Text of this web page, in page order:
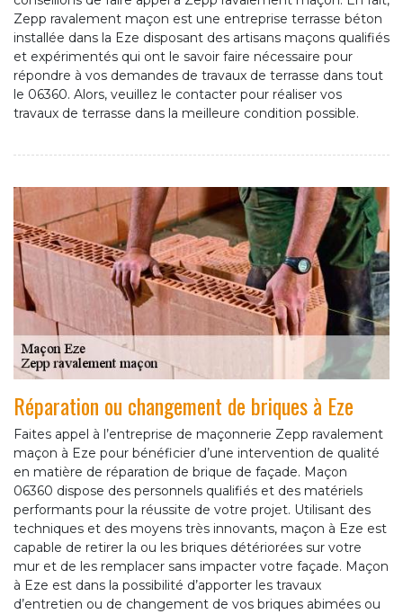
Zepp ravalement maçon est une entreprise terrasse béton
installée dans la Eze disposant des artisans maçons qualifiés
et expérimentés qui ont le savoir faire nécessaire pour
répondre à vos demandes de travaux de terrasse dans tout
le 06360. Alors, veuillez le contacter pour réaliser vos
travaux de terrasse dans la meilleure condition possible.
Réparation ou changement de briques à Eze
Faites appel à l’entreprise de maçonnerie Zepp ravalement
maçon à Eze pour bénéficier d’une intervention de qualité
en matière de réparation de brique de façade. Maçon
06360 dispose des personnels qualifiés et des matériels
performants pour la réussite de votre projet. Utilisant des
techniques et des moyens très innovants, maçon à Eze est
capable de retirer la ou les briques détériorées sur votre
mur et de les remplacer sans impacter votre façade. Maçon
à Eze est dans la possibilité d’apporter les travaux
d’entretien ou de changement de vos briques abimées ou